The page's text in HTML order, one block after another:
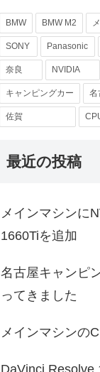
BMW BMW M2
SONY Panasonic
奈良 NVIDIA
キャンピングカー 名
佐賀
最近の投稿
メインマシンに
1660Tiを追加
名古屋キャンピ
ってきました
メインマシンの
DaVinci Resolve